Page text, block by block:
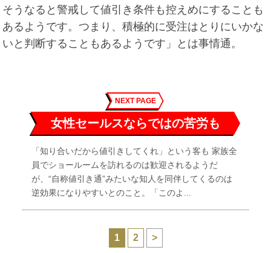
そうなると警戒して値引き条件も控えめにすることも
あるようです。つまり、積極的に受注はとりにいかな
いと判断することもあるようです」とは事情通。
NEXT PAGE
女性セールスならではの苦労も
「知り合いだから値引きしてくれ」という客も 家族全
員でショールームを訪れるのは歓迎されるようだ
が、“自称値引き通”みたいな知人を同伴してくるのは
逆効果になりやすいとのこと。「このよ...
1 2 >